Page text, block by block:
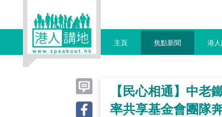
主頁 焦點新聞 港
【民心相通】中老
率共享基金會團隊